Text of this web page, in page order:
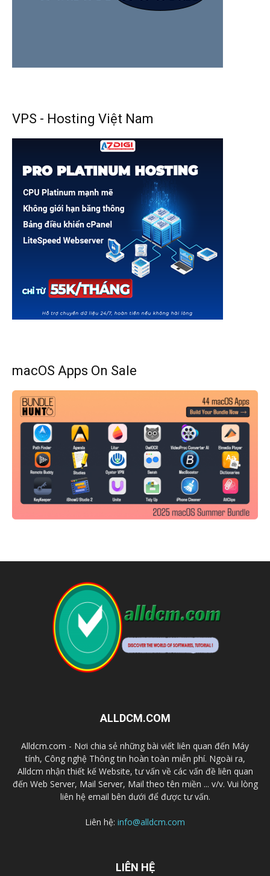
VPS - Hosting Việt Nam
macOS Apps On Sale
ALLDCM.COM
Alldcm.com - Nơi chia sẻ những bài viết liên quan đến Máy
tính, Công nghệ Thông tin hoàn toàn miễn phí. Ngoài ra,
Alldcm nhận thiết kế Website, tư vấn về các vấn đề liên quan
đến Web Server, Mail Server, Mail theo tên miền ... v/v. Vui lòng
liên hệ email bên dưới để được tư vấn.
Liên hệ: info@alldcm.com
LIÊN HỆ